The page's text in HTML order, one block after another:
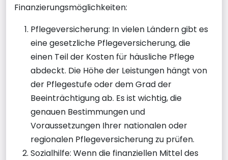
Finanzierungsmöglichkeiten:
Pflegeversicherung: In vielen Ländern gibt es
eine gesetzliche Pflegeversicherung, die
einen Teil der Kosten für häusliche Pflege
abdeckt. Die Höhe der Leistungen hängt von
der Pflegestufe oder dem Grad der
Beeinträchtigung ab. Es ist wichtig, die
genauen Bestimmungen und
Voraussetzungen Ihrer nationalen oder
regionalen Pflegeversicherung zu prüfen.
Sozialhilfe: Wenn die finanziellen Mittel des